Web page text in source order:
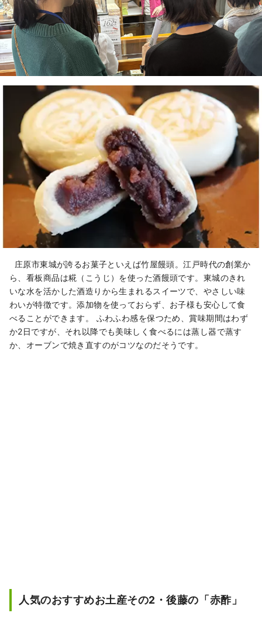
庄原市東城が誇るお菓子といえば竹屋饅頭。江戸時代の創業か
ら、看板商品は糀（こうじ）を使った酒饅頭です。東城のきれ
いな水を活かした酒造りから生まれるスイーツで、やさしい味
わいが特徴です。添加物を使っておらず、お子様も安心して食
べることができます。 ふわふわ感を保つため、賞味期間はわず
か2日ですが、それ以降でも美味しく食べるには蒸し器で蒸す
か、オーブンで焼き直すのがコツなのだそうです。
人気のおすすめお土産その2・後藤の「赤酢」